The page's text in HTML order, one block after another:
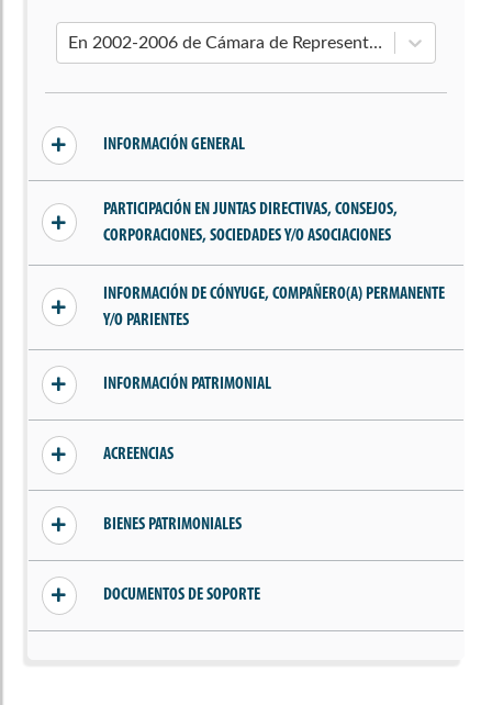
En 2002-2006 de Cámara de Representantes
INFORMACIÓN GENERAL
Sin conflictos declarados
PARTICIPACIÓN EN JUNTAS DIRECTIVAS, CONSEJOS,
CORPORACIONES, SOCIEDADES Y/O ASOCIACIONES
Sin información añadida
INFORMACIÓN DE CÓNYUGE, COMPAÑERO(A) PERMANENTE
Y/O PARIENTES
Sin información de parientes, cónyuge o
compañero(a) permanente
INFORMACIÓN PATRIMONIAL
Sin ingresos declarados
ACREENCIAS
Sin acreencias declaradas
BIENES PATRIMONIALES
Sin bienes declarados
DOCUMENTOS DE SOPORTE